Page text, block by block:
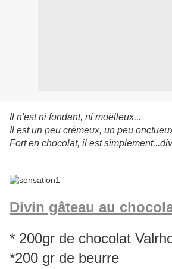
Il n'est ni fondant, ni moëlleux...
Il est un peu crémeux, un peu
Fort en chocolat, il est
Divin gâteau au
* 200gr de chocolat
*200 gr de beurre